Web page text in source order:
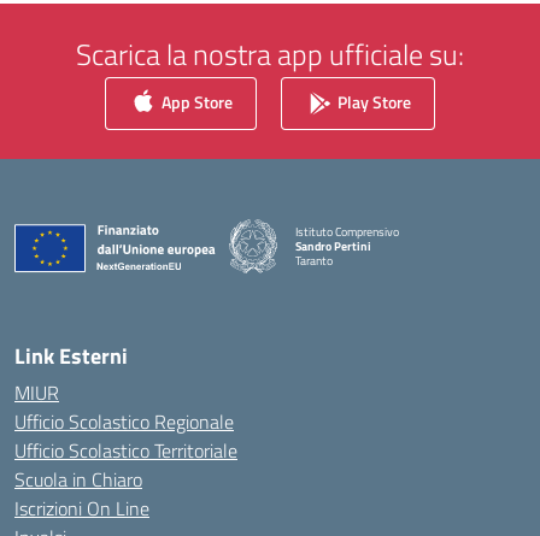
Scarica la nostra app ufficiale su:
App Store Play Store
Istituto Comprensivo
Sandro Pertini
Taranto
Link Esterni
MIUR
Ufficio Scolastico Regionale
Ufficio Scolastico Territoriale
Scuola in Chiaro
Iscrizioni On Line